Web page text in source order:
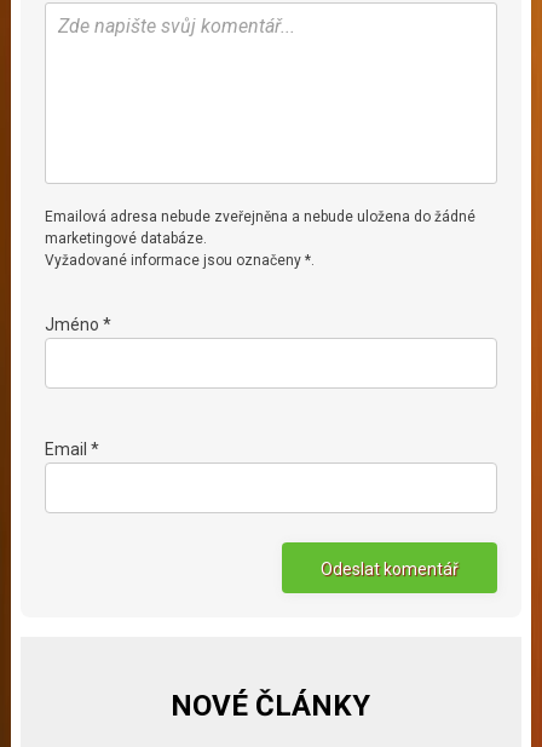
Emailová adresa nebude zveřejněna a nebude uložena do žádné
marketingové databáze.
Vyžadované informace jsou označeny *.
Jméno *
Email *
NOVÉ ČLÁNKY